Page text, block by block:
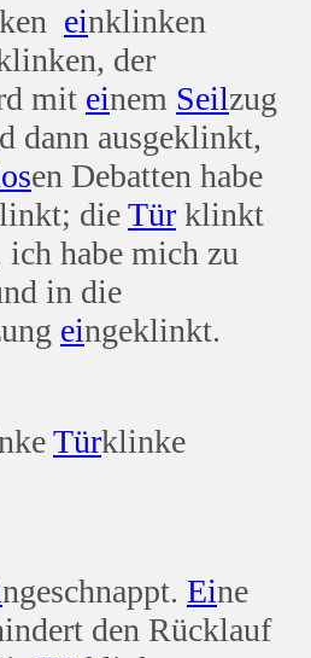
einklinken
der
mit einem Seilzug
dann ausgeklinkt,
en Debatten habe
dieTür klinkt
ich habe mich zu
in die
eingeklinkt.
Türklinke
ngeschnappt. Eine
den Rücklauf